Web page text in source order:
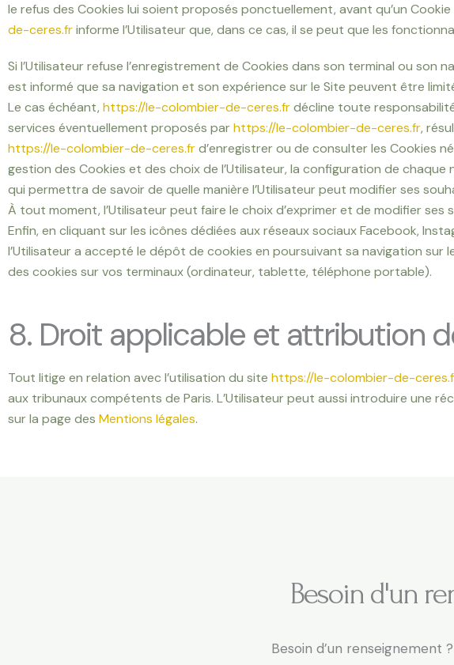
le refus des Cookies lui soient proposés ponctuellement, avant qu’un
de-ceres.frinforme l’Utilisateur que, dans ce cas, il se peut que les
Si l’Utilisateur refuse l’enregistrement de Cookies dans son terminal ou son
est informé que sa navigation et son expérience sur le Site peuvent être
Le cas échéant, https://le-colombier-de-ceres.frdécline toute
services éventuellement proposés parhttps://le-colombier-de-ceres.fr,
https://le-colombier-de-ceres.frd’enregistrer ou de consulter les Cookies
gestion des Cookies et des choix de l’Utilisateur, la configuration de
qui permettra de savoir de quelle manière l’Utilisateur peut modifier ses
À tout moment, l’Utilisateur peut faire le choix d’exprimer et de modifier ses
Enfin, en cliquant sur les icônes dédiées aux réseaux sociaux Facebook,
l’Utilisateur a accepté le dépôt de cookies en poursuivant sa navigation
des cookies sur vos terminaux (ordinateur, tablette, téléphone portable).
8. Droit applicable et attribution
Tout litige en relation avec l’utilisation du site https://le-colombier-de-
aux tribunaux compétents de Paris. L’Utilisateur peut aussi introduire une
sur la page des Mentions légales.
Besoin d'un
Besoin d’un renseignement